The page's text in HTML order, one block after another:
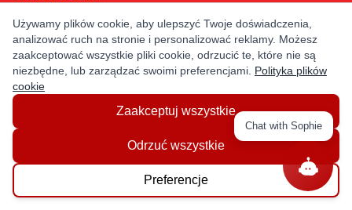
Login / Register
Order Status
NEED HELP
Contact Us
Używamy plików cookie, aby ulepszyć Twoje doświadczenia,
analizować ruch na stronie i personalizować reklamy. Możesz
zaakceptować wszystkie pliki cookie, odrzucić te, które nie są
niezbędne, lub zarządzać swoimi preferencjami. Polityka plików
cookie
Zaakceptuj wszystkie
Odrzuć wszystkie
Preferencje
Chat with Sophie